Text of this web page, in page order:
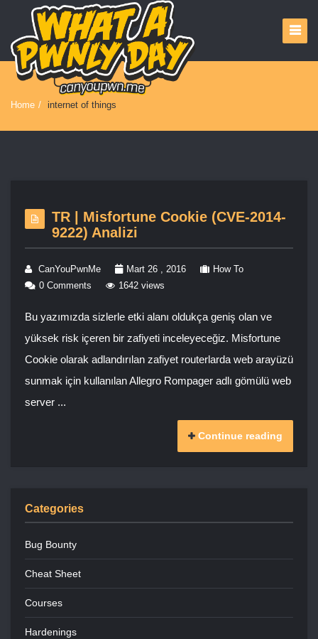
Home / internet of things
TR | Misfortune Cookie (CVE-2014-
9222) Analizi
CanYouPwnMe Mart 26 , 2016
How To
0 Comments
1642 views
Bu yazımızda sizlerle etki alanı oldukça geniş olan ve
yüksek risk içeren bir zafiyeti inceleyeceğiz. Misfortune
Cookie olarak adlandırılan zafiyet routerlarda web arayüzü
sunmak için kullanılan Allegro Rompager adlı gömülü web
server ...
Continue reading
Categories
Bug Bounty
Cheat Sheet
Courses
Hardenings